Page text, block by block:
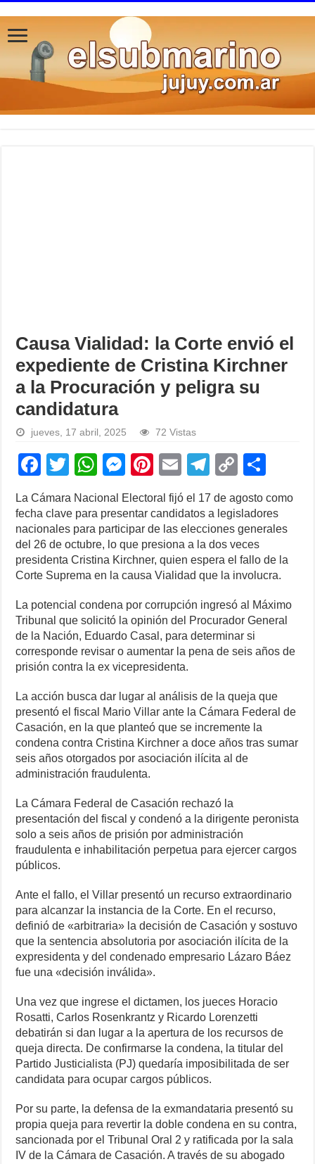
Causa Vialidad: la Corte envió el
expediente de Cristina Kirchner
a la Procuración y peligra su
candidatura
jueves, 17 abril, 2025 72 Vistas
F
a
c
e
b
o
o
k
T
wi
tt
er
W
at
s
A
p
p
M
e
ss
e
n
g
er
Pi
nt
er
e
st
E
m
ail
T
el
e
gr
a
m
C
p
y
Li
n
k
ar
e
La Cámara Nacional Electoral fijó el 17 de agosto como
fecha clave para presentar candidatos a legisladores
nacionales para participar de las elecciones generales
del 26 de octubre, lo que presiona a la dos veces
presidenta Cristina Kirchner, quien espera el fallo de la
Corte Suprema en la causa Vialidad que la involucra.
La potencial condena por corrupción ingresó al Máximo
Tribunal que solicitó la opinión del Procurador General
de la Nación, Eduardo Casal, para determinar si
corresponde revisar o aumentar la pena de seis años de
prisión contra la ex vicepresidenta.
La acción busca dar lugar al análisis de la queja que
presentó el fiscal Mario Villar ante la Cámara Federal de
Casación, en la que planteó que se incremente la
condena contra Cristina Kirchner a doce años tras sumar
seis años otorgados por asociación ilícita al de
administración fraudulenta.
La Cámara Federal de Casación rechazó la
presentación del fiscal y condenó a la dirigente peronista
solo a seis años de prisión por administración
fraudulenta e inhabilitación perpetua para ejercer cargos
públicos.
Ante el fallo, el Villar presentó un recurso extraordinario
para alcanzar la instancia de la Corte. En el recurso,
definió de «arbitraria» la decisión de Casación y sostuvo
que la sentencia absolutoria por asociación ilícita de la
expresidenta y del condenado empresario Lázaro Báez
fue una «decisión inválida».
Una vez que ingrese el dictamen, los jueces Horacio
Rosatti, Carlos Rosenkrantz y Ricardo Lorenzetti
debatirán si dan lugar a la apertura de los recursos de
queja directa. De confirmarse la condena, la titular del
Partido Justicialista (PJ) quedaría imposibilitada de ser
candidata para ocupar cargos públicos.
Por su parte, la defensa de la exmandataria presentó su
propia queja para revertir la doble condena en su contra,
sancionada por el Tribunal Oral 2 y ratificada por la sala
IV de la Cámara de Casación. A través de su abogado